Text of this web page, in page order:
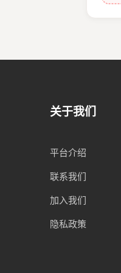
关于我们
平台介绍
联系我们
加入我们
隐私政策